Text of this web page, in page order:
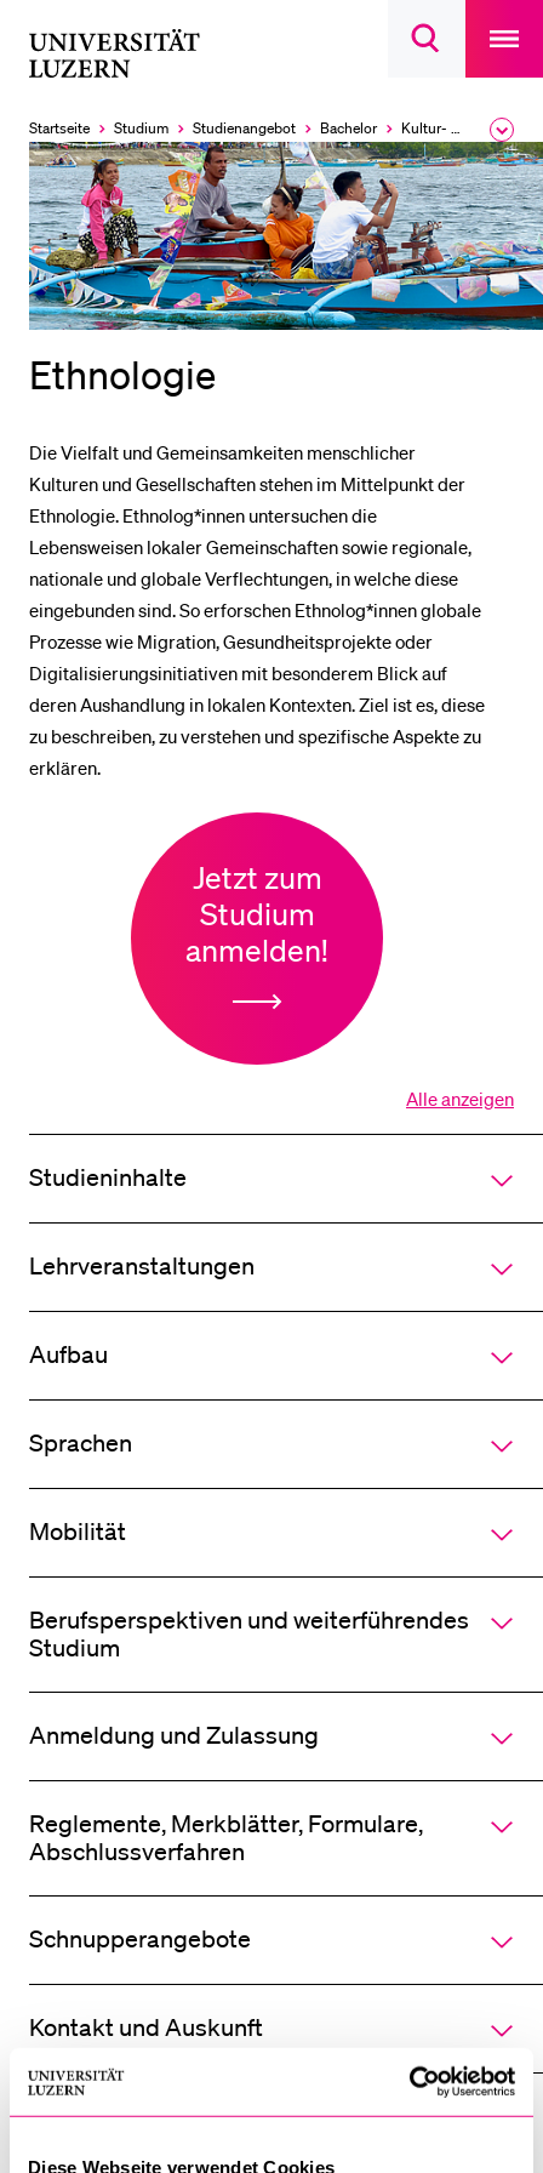
Diese Webseite verwendet Cookies
Suchdialog
main
Startseite Studium Studien­angebot Bachelor Kultur- und Sozial­wissenschaftliche Fakultät
des
Ethnologie
Die Vielfalt und Gemeinsamkeiten menschlicher
Kulturen und Gesellschaften stehen im Mittelpunkt der
Ethnologie. Ethnolog*innen untersuchen die
Lebensweisen lokaler Gemeinschaften sowie regionale,
nationale und globale Verflechtungen, in welche diese
eingebunden sind. So erforschen Ethnolog*innen globale
Prozesse wie Migration, Gesundheitsprojekte oder
Digitalisierungsinitiativen mit besonderem Blick auf
deren Aushandlung in lokalen Kontexten. Ziel ist es, diese
zu beschreiben, zu verstehen und spezifische Aspekte zu
erklären.
Jetzt zum
Studium
anmelden!
Alle anzeigen
Sektionen
Studieninhalte
Lehrveranstaltungen
Aufbau
Sprachen
Mobilität
Berufsperspektiven und weiterführendes
Studium
Anmeldung und Zulassung
Reglemente, Merkblätter, Formulare,
Abschlussverfahren
Schnupperangebote
Kontakt und Auskunft
LETZTE SUCHEN
DIE UNI FÜR…
Schulklassen und Lehrpersonen
Studien­interessierte
Studierende
Forschende
Mitarbeitende
Stellensuchende
Förderer
Medien
BELIEBTE INHALTE
Vorlesungsverzeichnis
Bibliothek
Sportangebot
Menuplan Mensa
Anmeldung und Zulassung